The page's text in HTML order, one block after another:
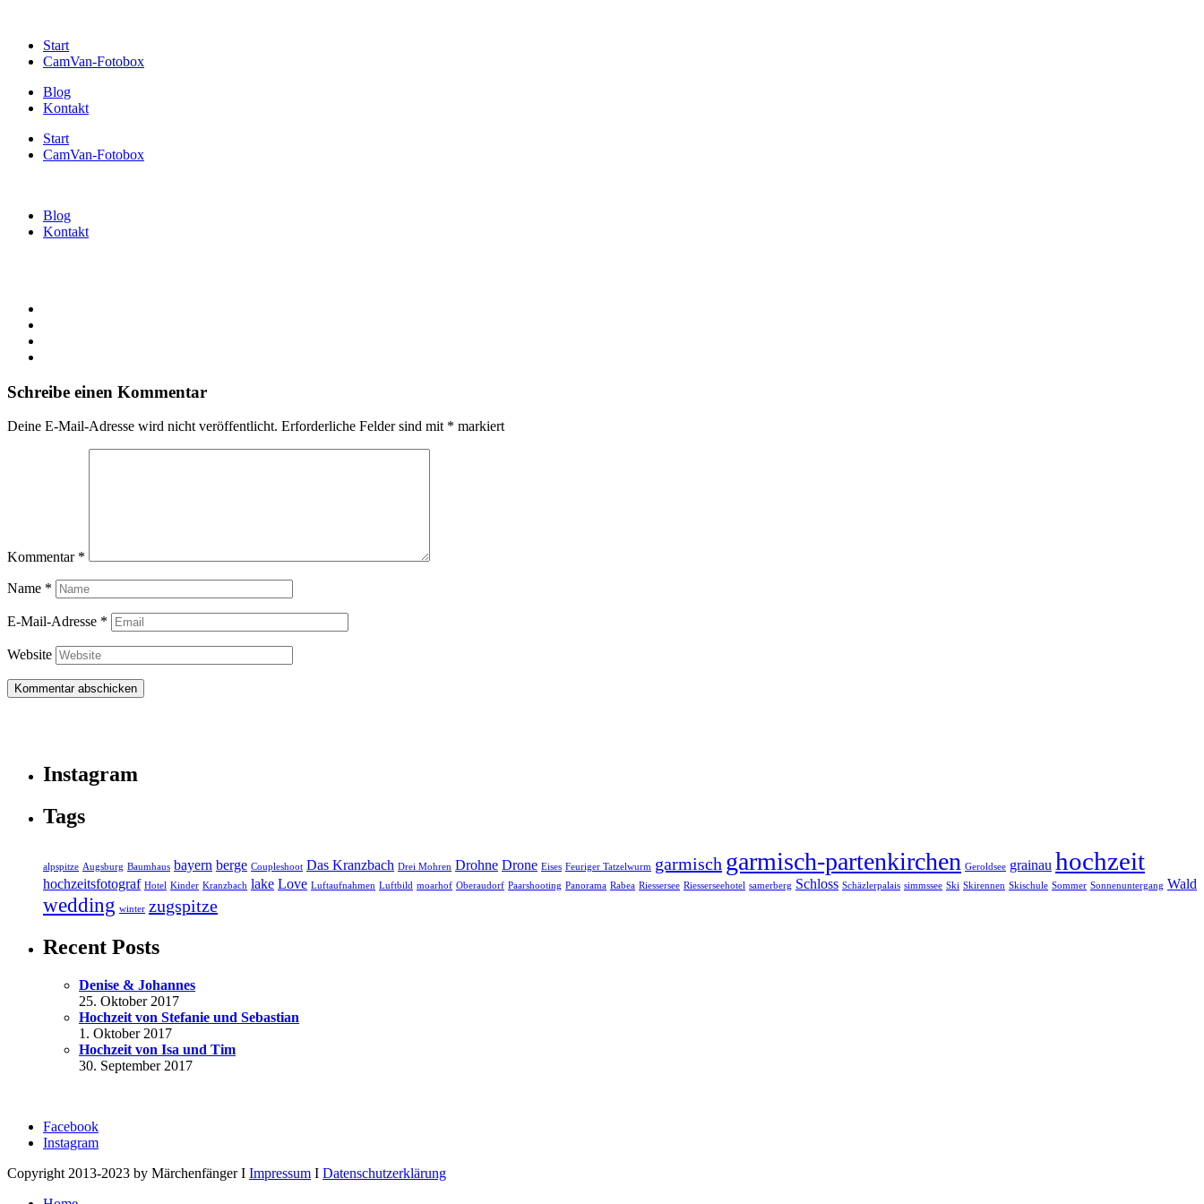
Start
CamVan-Fotobox
Blog
Kontakt
Start
CamVan-Fotobox
Blog
Kontakt
Schreibe einen Kommentar
Deine E-Mail-Adresse wird nicht veröffentlicht. Erforderliche Felder sind mit * markiert
Kommentar *
Name *
E-Mail-Adresse *
Website
Instagram
Tags
alpspitze Augsburg Baumhaus bayern berge Coupleshoot Das Kranzbach Drei Mohren Drohne Drone Eises Feuriger Tatzelwurm garmisch garmisch-partenkirchen Geroldsee grainau hochzeit
hochzeitsfotograf Hotel Kinder Kranzbach lake Love Luftaufnahmen Luftbild moarhof Oberaudorf Paarshooting Panorama Rabea Riessersee Riesserseehotel samerberg Schloss Schäzlerpalais simmssee Ski Skirennen Skischule Sommer Sonnenuntergang Wald
wedding winter zugspitze
Recent Posts
Denise & Johannes
25. Oktober 2017
Hochzeit von Stefanie und Sebastian
1. Oktober 2017
Hochzeit von Isa und Tim
30. September 2017
Facebook
Instagram
Copyright 2013-2023 by Märchenfänger I Impressum I Datenschutzerklärung